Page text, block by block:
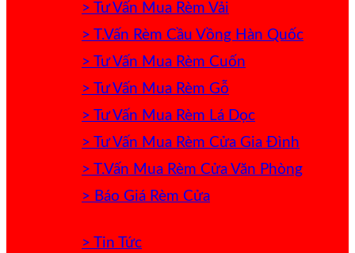
> Tư Vấn Mua Rèm Vải
> T.Vấn Rèm Cầu Vồng Hàn Quốc
> Tư Vấn Mua Rèm Cuốn
> Tư Vấn Mua Rèm Gỗ
> Tư Vấn Mua Rèm Lá Dọc
> Tư Vấn Mua Rèm Cửa Gia Đình
> T.Vấn Mua Rèm Cửa Văn Phòng
> Báo Giá Rèm Cửa
> Tin Tức